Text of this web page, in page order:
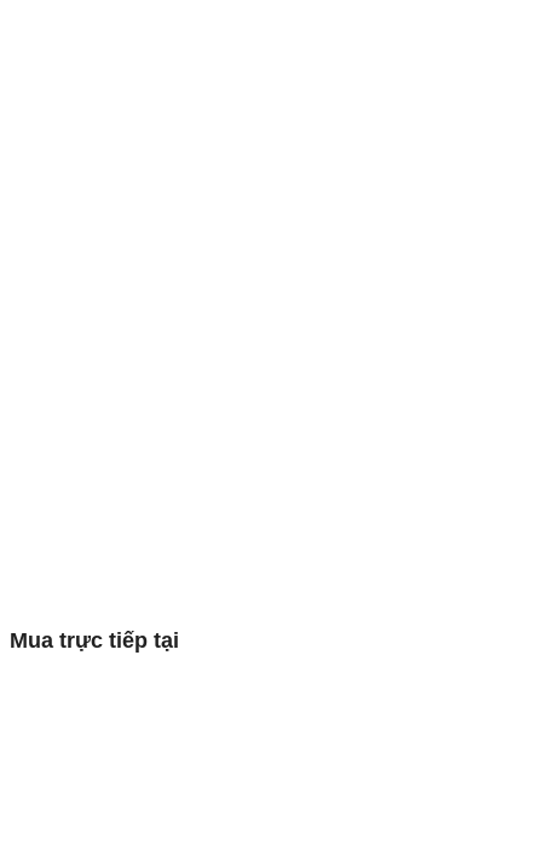
Mua trực tiếp tại